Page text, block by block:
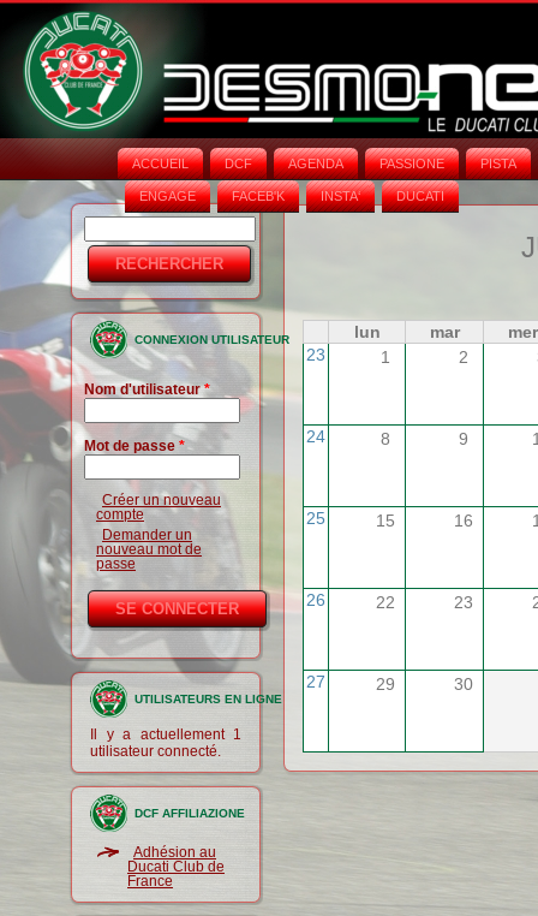
ACCUEIL DCF AGENDA PASSIONE PISTA
ENGAGE FACEB'K INSTA‘ DUCATI
Formulaire
de
recherche
CONNEXION UTILISATEUR
Nom d'utilisateur*
Mot de passe *
Créer un nouveau
compte
Demander un
nouveau mot de
passe
UTILISATEURS EN LIGNE
Il y a actuellement 1
utilisateur connecté.
DCF AFFILIAZIONE
Adhésion au
Ducati Club de
France
lun mar
mer
23
1 2
24 8 9
25 15 16
26 22 23
27 29 30